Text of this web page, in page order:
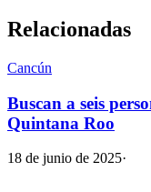
Relacionadas
Cancún
Buscan a seis
Quintana Roo
18 de junio de 2025·